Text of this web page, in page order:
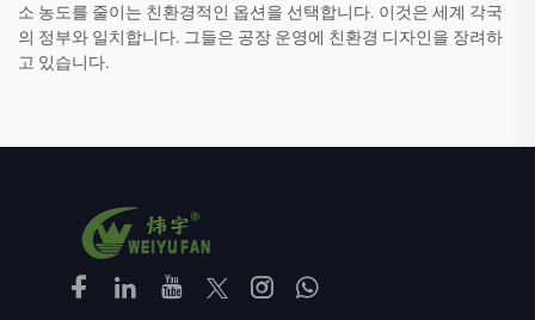
소 농도를 줄이는 친환경적인 옵션을 선택합니다. 이것은 세계 각국
의 정부와 일치합니다. 그들은 공장 운영에 친환경 디자인을 장려하
고 있습니다.